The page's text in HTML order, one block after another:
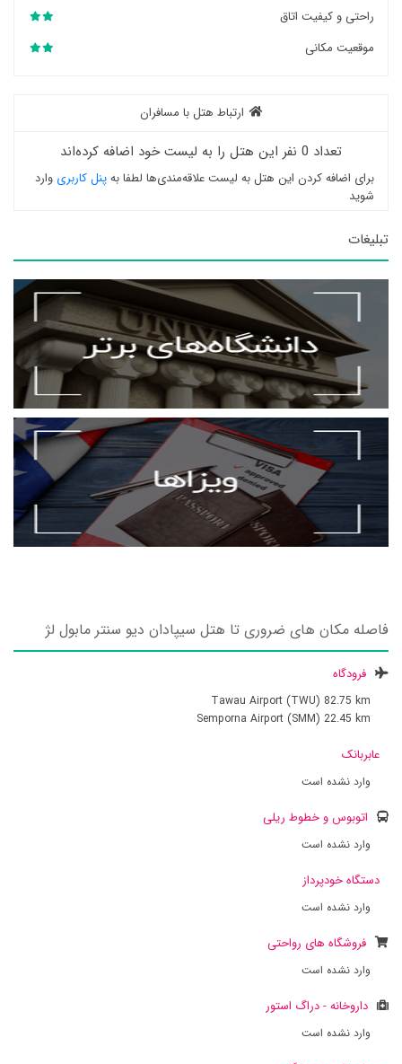
راحتی و کیفیت اتاق
موقعیت مکانی
ارتباط هتل با مسافران
تعداد 0 نفر این هتل را به لیست خود اضافه کرده‌اند
برای اضافه کردن این هتل به لیست علاقه‌مندی‌ها لطفا بهپنل کاربری وارد
شوید
تبلیغات
فاصله مکان های ضروری تا هتل سیپادان دیو سنتر مابول لژ
فرودگاه
Tawau Airport (TWU) 82.75 km
Semporna Airport (SMM) 22.45 km
عابربانک
وارد نشده است
اتوبوس و خطوط ریلی
وارد نشده است
دستگاه خودپرداز
وارد نشده است
فروشگاه های رواحتی
وارد نشده است
داروخانه - دراگ استور
وارد نشده است